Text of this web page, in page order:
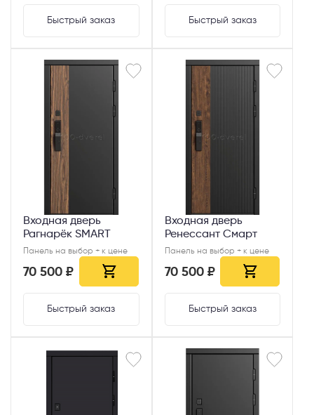
Быстрый заказ Быстрый заказ
Входная дверь
Рагнарёк SMART
Панель на выбор + к цене
70 500 ₽
Быстрый заказ
Входная дверь
Ренессант Смарт
Панель на выбор + к цене
70 500 ₽
Быстрый заказ